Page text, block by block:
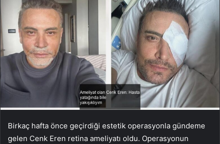
Birkaç hafta önce geçirdiği estetik operasyonla gündeme
gelen Cenk Eren retina ameliyatı oldu. Operasyonun